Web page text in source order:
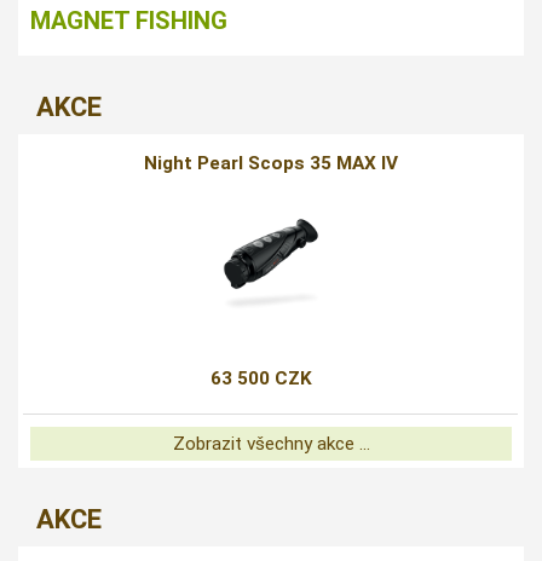
MAGNET FISHING
AKCE
Night Pearl Scops 35 MAX IV
63 500 CZK
Zobrazit všechny akce ...
AKCE